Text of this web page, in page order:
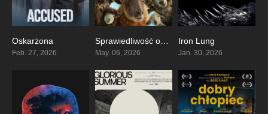
Oskarżona
Feb. 27, 2026
0
Sprawiedliwość owiec
May. 06, 2026
Iron Lung
Jan. 30, 2026